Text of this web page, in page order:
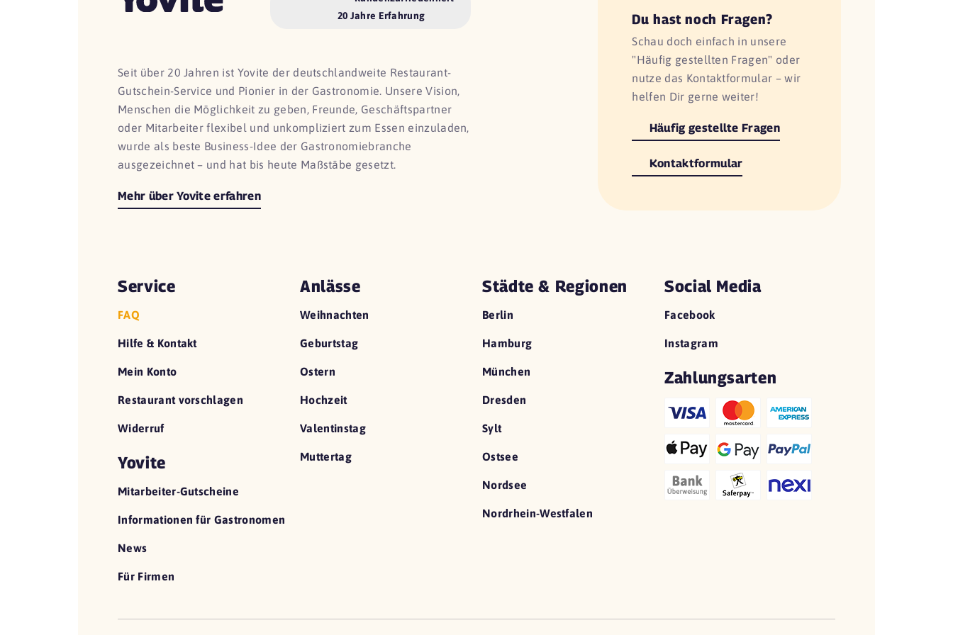
20 Jahre Erfahrung
Seit über 20 Jahren ist Yovite der deutschlandweite Restaurant-
Gutschein-Service und Pionier in der Gastronomie. Unsere Vision,
Menschen die Möglichkeit zu geben, Freunde, Geschäftspartner
oder Mitarbeiter flexibel und unkompliziert zum Essen einzuladen,
wurde als beste Business-Idee der Gastronomiebranche
ausgezeichnet – und hat bis heute Maßstäbe gesetzt.
Mehr über Yovite erfahren
Du hast noch Fragen?
Schau doch einfach in unsere
"Häufig gestellten Fragen" oder
nutze das Kontaktformular – wir
helfen Dir gerne weiter!
Häufig gestellte Fragen
Kontaktformular
Service
FAQ
Hilfe & Kontakt
Mein Konto
Restaurant vorschlagen
Widerruf
Yovite
Mitarbeiter-Gutscheine
Informationen für Gastronomen
News
Für Firmen
Anlässe
Weihnachten
Geburtstag
Ostern
Hochzeit
Valentinstag
Muttertag
Städte & Regionen
Berlin
Hamburg
München
Dresden
Sylt
Ostsee
Nordsee
Nordrhein-Westfalen
Social Media
Facebook
Instagram
Zahlungsarten